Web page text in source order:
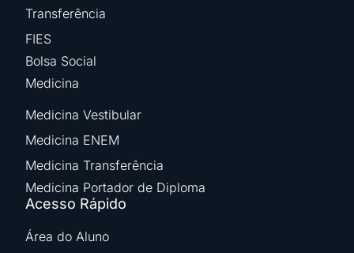
Transferência
FIES
Bolsa Social
Medicina
Medicina Vestibular
Medicina ENEM
Medicina Transferência
Medicina Portador de Diploma
Acesso Rápido
Área do Aluno